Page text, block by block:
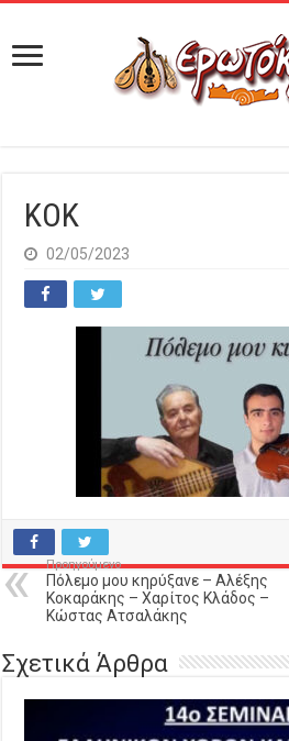
KOK
02/05/2023
Προηγούμενο
Πόλεμο μου κηρύξανε – Αλέξης
Κοκαράκης – Χαρίτος Κλάδος –
Κώστας Ατσαλάκης
Σχετικά Άρθρα